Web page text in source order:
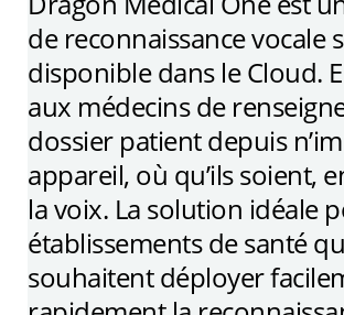
de reconnaissance vocale
disponible dans le Cloud.
aux médecins de
dossier patient depuis
appareil, où qu’ils soient,
la voix. La solution idéale
établissements de santé
souhaitent déployer